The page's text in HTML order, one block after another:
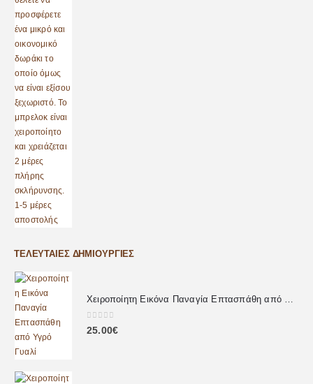
ΤΕΛΕΥΤΑΊΕΣ ΔΗΜΙΟΥΡΓΊΕΣ
0out of 5
25.00€